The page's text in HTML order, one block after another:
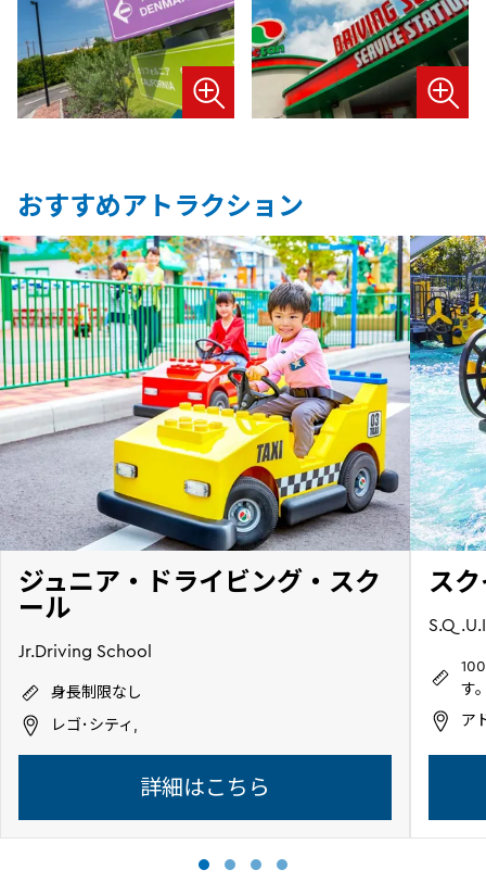
おすすめアトラクション
ジュニア・ドライビング・スク
ール
Jr.Driving School
身長制限なし
レゴ･シティ,
詳細はこちら
ス
す
ア